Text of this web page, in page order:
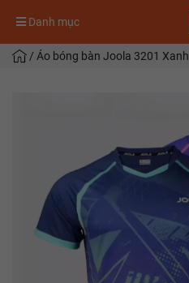
Danh mục
/ Áo bóng bàn Joola 3201 Xanh